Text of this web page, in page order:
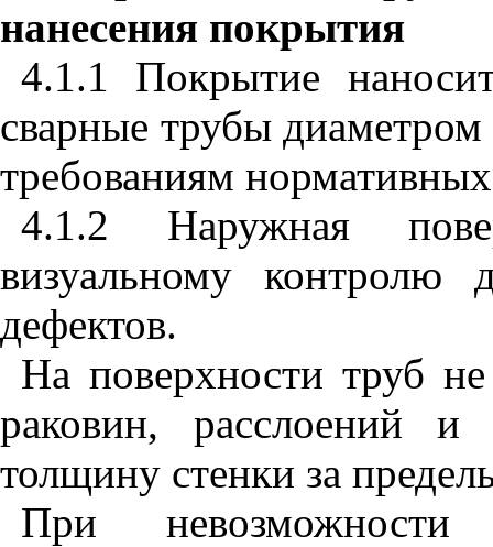
нанесения покрытия
4.1.1 Покрытие
сварные трубы
требованиям
4.1.2 Наружная
визуальному контролю
дефектов.
На поверхности труб
раковин, расслоений и
толщину стенки за
При невозможности